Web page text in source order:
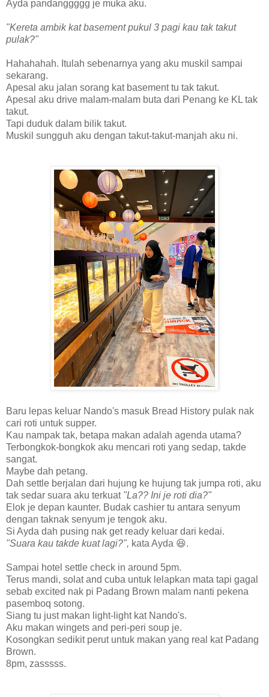
Ayda pandanggggg je muka aku.
"Kereta ambik kat basement pukul 3 pagi kau tak takut
pulak?"
Hahahahah. Itulah sebenarnya yang aku muskil sampai
sekarang.
Apesal aku jalan sorang kat basement tu tak takut.
Apesal aku drive malam-malam buta dari Penang ke KL tak
takut.
Tapi duduk dalam bilik takut.
Muskil sungguh aku dengan takut-takut-manjah aku ni.
Baru lepas keluar Nando's masuk Bread History pulak nak
cari roti untuk supper.
Kau nampak tak, betapa makan adalah agenda utama?
Terbongkok-bongkok aku mencari roti yang sedap, takde
sangat.
Maybe dah petang.
Dah settle berjalan dari hujung ke hujung tak jumpa roti, aku
tak sedar suara aku terkuat "La?? Ini je roti dia?"
Elok je depan kaunter. Budak cashier tu antara senyum
dengan taknak senyum je tengok aku.
Si Ayda dah pusing nak get ready keluar dari kedai.
"Suara kau takde kuat lagi?", kata Ayda 😆.
Sampai hotel settle check in around 5pm.
Terus mandi, solat and cuba untuk lelapkan mata tapi gagal
sebab excited nak pi Padang Brown malam nanti pekena
pasemboq sotong.
Siang tu just makan light-light kat Nando's.
Aku makan wingets and peri-peri soup je.
Kosongkan sedikit perut untuk makan yang real kat Padang
Brown.
8pm, zasssss.